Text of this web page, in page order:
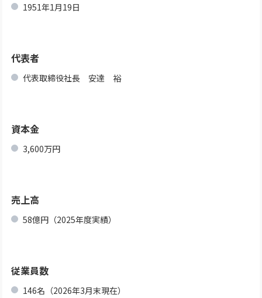
1951年1月19日
代表者
代表取締役社長 安達 裕
資本金
3,600万円
売上高
58億円（2025年度実績）
従業員数
146名（2026年3月末現在）